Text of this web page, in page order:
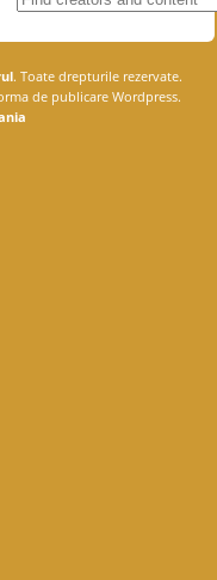
. Toate drepturile rezervate.
de publicare Wordpress.